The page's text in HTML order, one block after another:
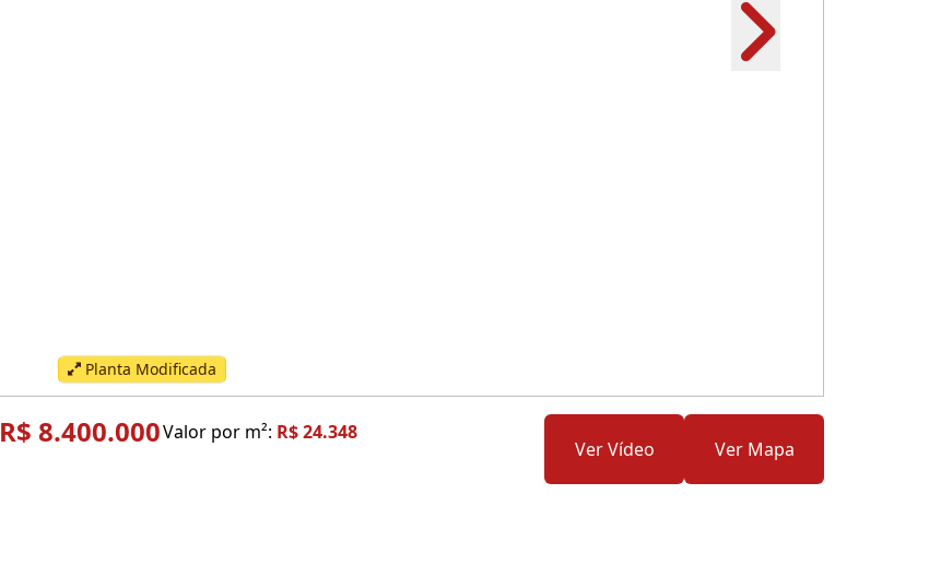
Planta Modificada
R$ 8.400.000Valor por m²: R$ 24.348
Ver Vídeo Ver Mapa